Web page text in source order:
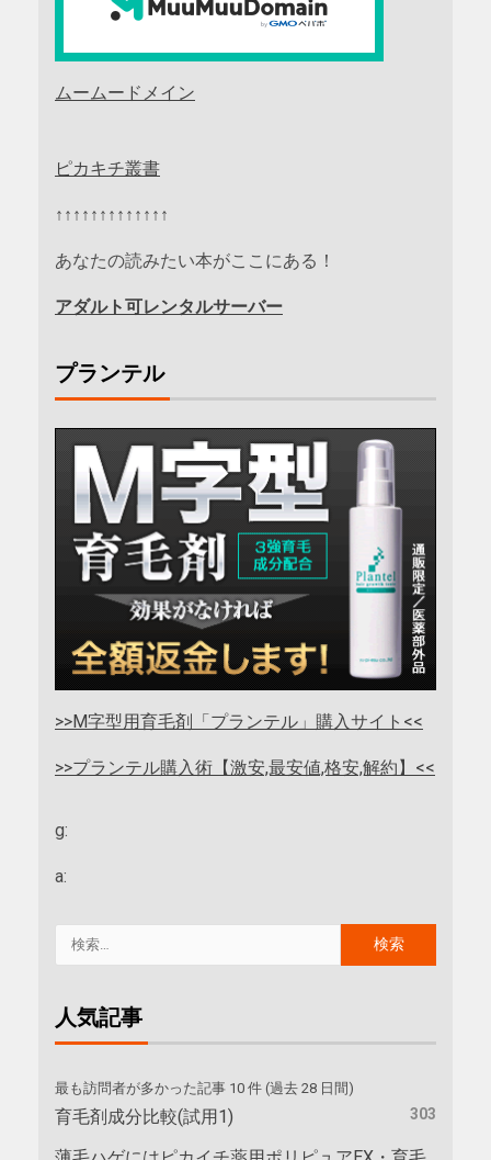
ムームードメイン
ピカキチ叢書
↑↑↑↑↑↑↑↑↑↑↑↑↑
あなたの読みたい本がここにある！
アダルト可レンタルサーバー
プランテル
>>M字型用育毛剤「プランテル」購入サイト<<
>>プランテル購入術【激安,最安値,格安,解約】<<
g:
a:
人気記事
最も訪問者が多かった記事 10 件 (過去 28 日間)
育毛剤成分比較(試用1) 303